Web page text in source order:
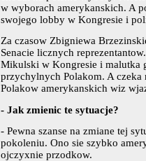
w wyborach amerykanskich. A
swojego lobby w Kongresie i
Za czasow Zbigniewa
Senacie licznych
Mikulski w Kongresie i malutka
przychylnych Polakom. A czeka
Polakow amerykanskich wiz
- Jak zmienic te sytuacje?
- Pewna szanse na zmiane tej
pokoleniu. Ono sie szybko
ojczyxnie przodkow.